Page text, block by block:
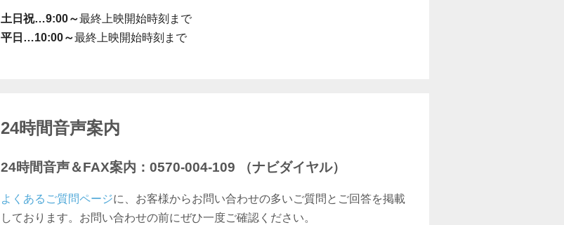
土日祝…9:00～最終上映開始時刻まで
平日…10:00～最終上映開始時刻まで
24時間音声案内
24時間音声＆FAX案内：0570-004-109 （ナビダイヤル）
よくあるご質問ページに、お客様からお問い合わせの多いご質問とご回答を掲載
しております。お問い合わせの前にぜひ一度ご確認ください。